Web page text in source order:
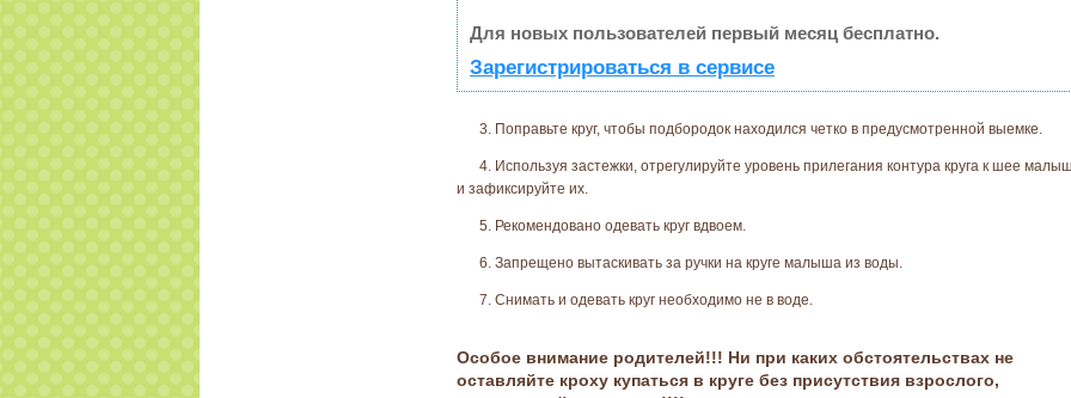
Для новых пользователей первый месяц бесплатно.
Зарегистрироваться в сервисе
3. Поправьте круг, чтобы подбородок находился четко в предусмотренной выемке.
4. Используя застежки, отрегулируйте уровень прилегания контура круга к шее
и зафиксируйте их.
5. Рекомендовано одевать круг вдвоем.
6. Запрещено вытаскивать за ручки на круге малыша из воды.
7. Снимать и одевать круг необходимо не в воде.
Особое внимание родителей!!! Ни при каких обстоятельствах не
оставляйте кроху купаться в круге без присутствия взрослого,